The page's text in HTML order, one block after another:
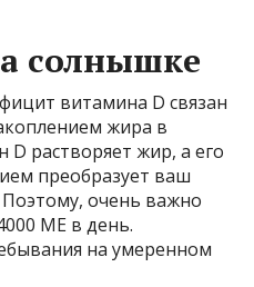
солнышке
витамина D связан
жира в
растворяет жир, а его
преобразует ваш
очень важно
МЕ в день.
на умеренном